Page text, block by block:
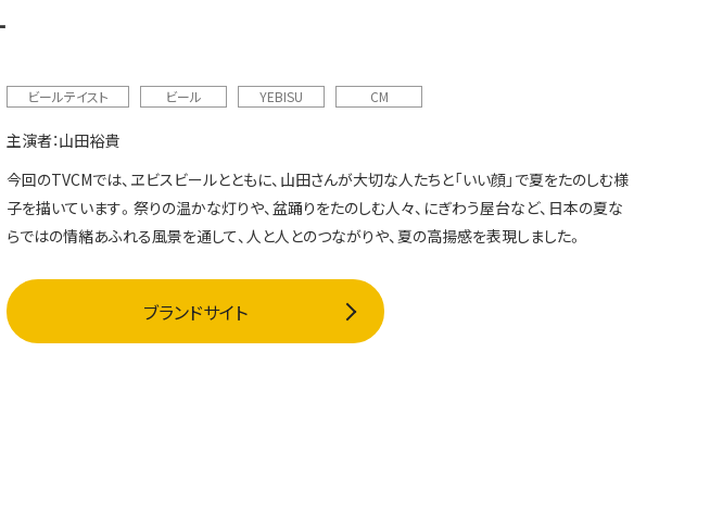
ビールテイスト ビール YEBISU CM
主演者：山田裕貴
今回のTVCMでは、ヱビスビールとともに、山田さんが大切な人たちと「いい顔」で夏をたのしむ様
子を描いています。祭りの温かな灯りや、盆踊りをたのしむ人々、にぎわう屋台など、日本の夏な
らではの情緒あふれる風景を通して、人と人とのつながりや、夏の高揚感を表現しました。
ブランドサイト